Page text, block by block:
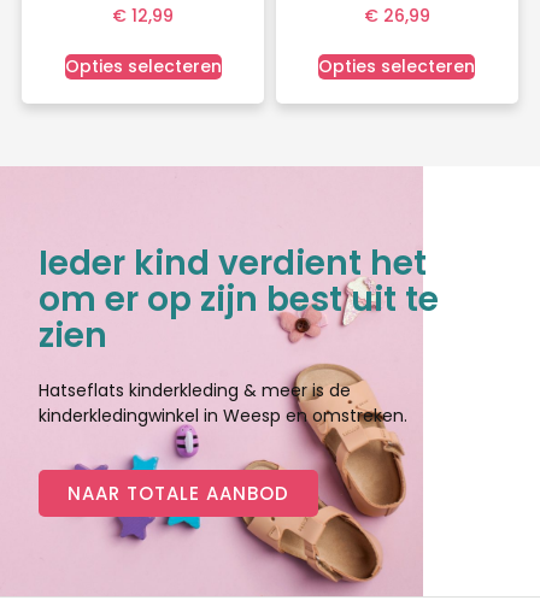
€ 12,99
Opties selecteren
€26,99
Opties selecteren
Ieder kind verdient het
om er op zijn best uit te
zien
Hatseflats kinderkleding & meer is de
kinderkledingwinkel in Weesp en omstreken.
NAAR TOTALE AANBOD